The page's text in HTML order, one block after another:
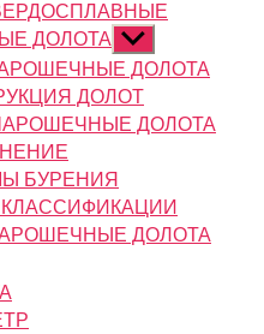
ДОЛОТА Показывать
подменю
ДОЛОТА
ДОЛОТ
ДОЛОТА
БУРЕНИЯ
ДОЛОТА